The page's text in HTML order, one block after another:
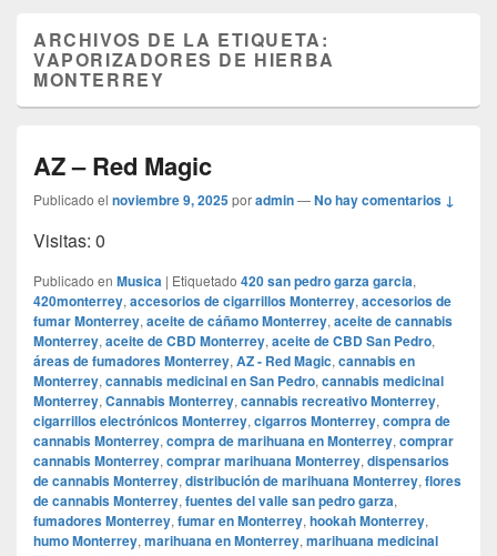
ARCHIVOS DE LA ETIQUETA:
VAPORIZADORES DE HIERBA
MONTERREY
AZ – Red Magic
Publicado el noviembre 9, 2025poradmin—No hay comentarios ↓
Visitas: 0
Publicado en Musica | Etiquetado 420 san pedro garza garcia,
420monterrey, accesorios de cigarrillos Monterrey, accesorios de
fumar Monterrey, aceite de cáñamo Monterrey, aceite de cannabis
Monterrey, aceite de CBD Monterrey, aceite de CBD San Pedro,
áreas de fumadores Monterrey, AZ - Red Magic, cannabis en
Monterrey, cannabis medicinal en San Pedro, cannabis medicinal
Monterrey, Cannabis Monterrey, cannabis recreativo Monterrey,
cigarrillos electrónicos Monterrey, cigarros Monterrey, compra de
cannabis Monterrey, compra de marihuana en Monterrey, comprar
cannabis Monterrey, comprar marihuana Monterrey, dispensarios
de cannabis Monterrey, distribución de marihuana Monterrey, flores
de cannabis Monterrey, fuentes del valle san pedro garza,
fumadores Monterrey, fumar en Monterrey, hookah Monterrey,
humo Monterrey, marihuana en Monterrey, marihuana medicinal